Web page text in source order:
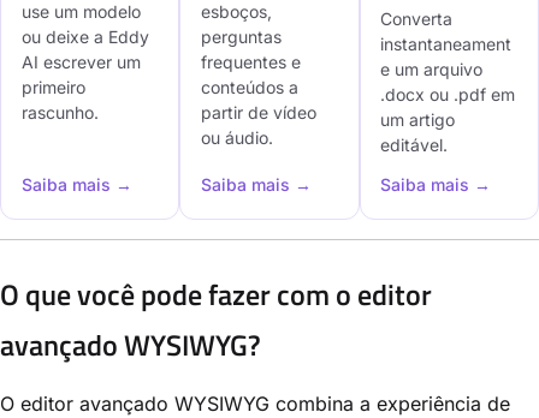
use um modelo
ou deixe a Eddy
AI escrever um
primeiro
rascunho.
Saiba mais →
esboços,
perguntas
frequentes e
conteúdos a
partir de vídeo
ou áudio.
Saiba mais →
Converta
instantaneament
e um arquivo
.docx ou .pdf em
um artigo
editável.
Saiba mais →
O que você pode fazer com o editor
avançado WYSIWYG?
O editor avançado WYSIWYG combina a experiência de